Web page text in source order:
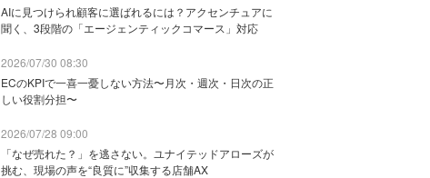
AIに見つけられ顧客に選ばれるには？アクセンチュアに
聞く、3段階の「エージェンティックコマース」対応
2026/07/30 08:30
ECのKPIで一喜一憂しない方法〜月次・週次・日次の正
しい役割分担〜
2026/07/28 09:00
「なぜ売れた？」を逃さない。ユナイテッドアローズが
挑む、現場の声を“良質に”収集する店舗AX